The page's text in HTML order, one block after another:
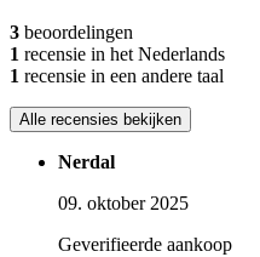
3 beoordelingen
1 recensie in het Nederlands
1 recensie in een andere taal
Alle recensies bekijken
Nerdal
09. oktober 2025
Geverifieerde aankoop